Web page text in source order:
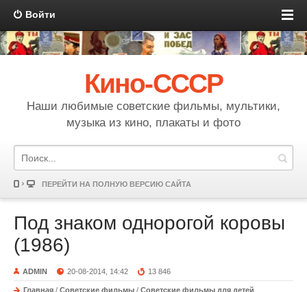
Войти
Кино-СССР
Наши любимые советские фильмы, мультики,
музыка из кино, плакаты и фото
ПЕРЕЙТИ НА ПОЛНУЮ ВЕРСИЮ САЙТА
Под знаком однорогой коровы
(1986)
ADMIN 20-08-2014, 14:42 13 846
Главная / Советские фильмы / Советские фильмы для детей